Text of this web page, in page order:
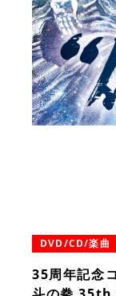
DVD/CD/楽曲
35周年記念